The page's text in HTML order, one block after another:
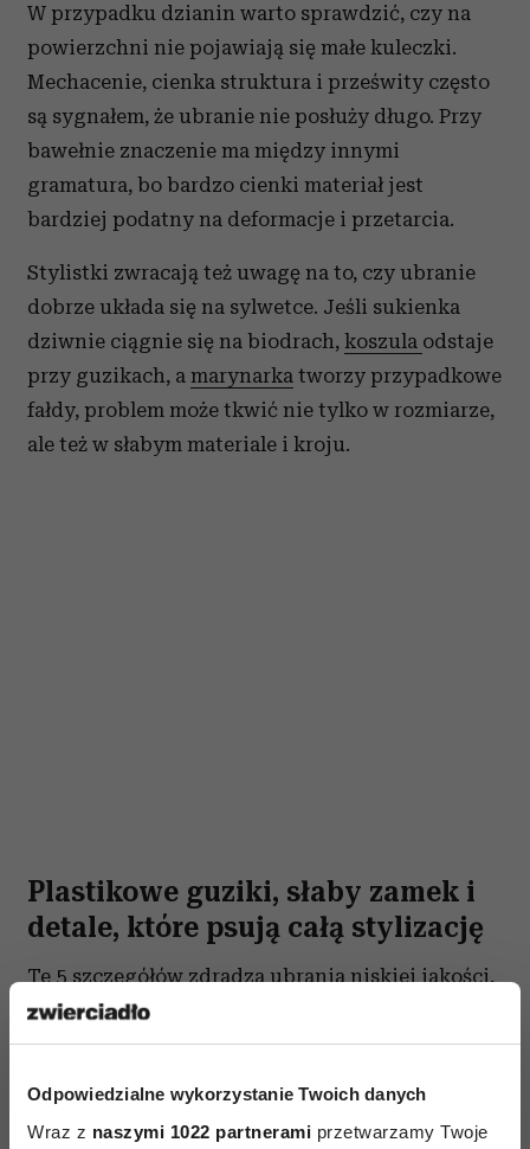
Odpowiedzialne wykorzystanie Twoich danych
Wraz z naszymi 1022 partnerami przetwarzamy Twoje
W przypadku dzianin warto sprawdzić, czy na
powierzchni nie pojawiają się małe kuleczki.
Mechacenie, cienka struktura i prześwity często
są sygnałem, że ubranie nie posłuży długo. Przy
bawełnie znaczenie ma między innymi
gramatura, bo bardzo cienki materiał jest
bardziej podatny na deformacje i przetarcia.
Stylistki zwracają też uwagę na to, czy ubranie
dobrze układa się na sylwetce. Jeśli sukienka
dziwnie ciągnie się na biodrach, koszula odstaje
przy guzikach, a marynarka tworzy przypadkowe
fałdy, problem może tkwić nie tylko w rozmiarze,
ale też w słabym materiale i kroju.
Plastikowe guziki, słaby zamek i
detale, które psują całą stylizację
Te 5 szczegółów zdradza ubrania niskiej jakości,
stylistki od razu je zauważają, a jednym
z najbardziej widocznych są zapięcia. Guziki,